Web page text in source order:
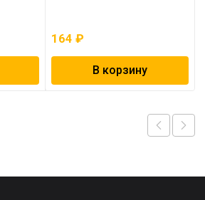
164₽
В корзину